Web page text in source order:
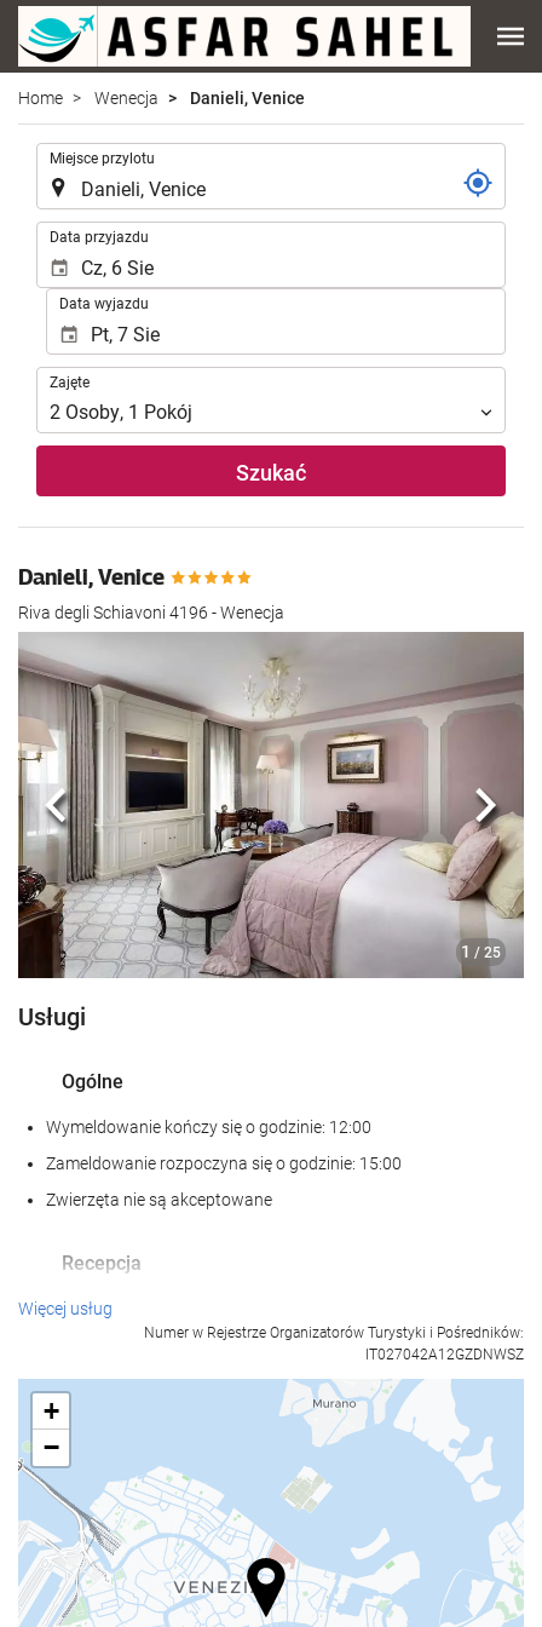
Home Wenecja Danieli, Venice
Miejsce przylotu
Data przyjazdu
Data wyjazdu
Zajęte
Zajęte
2 Osoby, 1 Pokój
Szukać
Danieli, Venice
Riva degli Schiavoni 4196 - Wenecja
1 / 25
Poprzedni
Usługi
Ogólne
Wymeldowanie kończy się o godzinie: 12:00
Zameldowanie rozpoczyna się o godzinie: 15:00
Zwierzęta nie są akceptowane
Recepcja
całodobowa recepcja
Posiłki i napoje
Restauracja à la carte
Bar
Centrum biznesowe
Centrum biznesu
Więcej usług
Numer w Rejestrze Organizatorów Turystyki i Pośredników:
IT027042A12GZDNWSZ
+
−